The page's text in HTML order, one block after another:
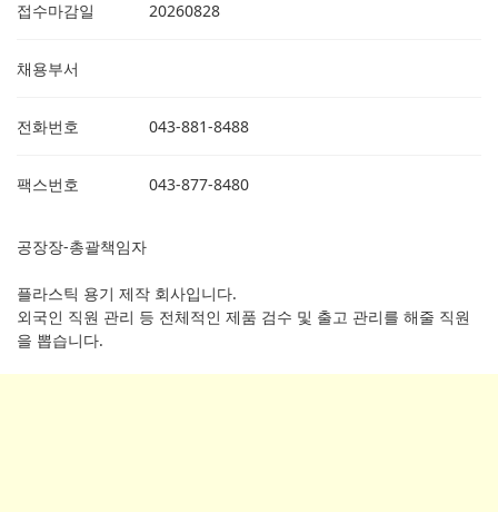
접수마감일 20260828
채용부서
전화번호 043-881-8488
팩스번호 043-877-8480
공장장-총괄책임자
플라스틱 용기 제작 회사입니다.
외국인 직원 관리 등 전체적인 제품 검수 및 출고 관리를 해줄 직원
을 뽑습니다.